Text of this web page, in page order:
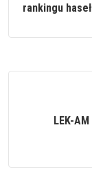
rankingu
LEK-